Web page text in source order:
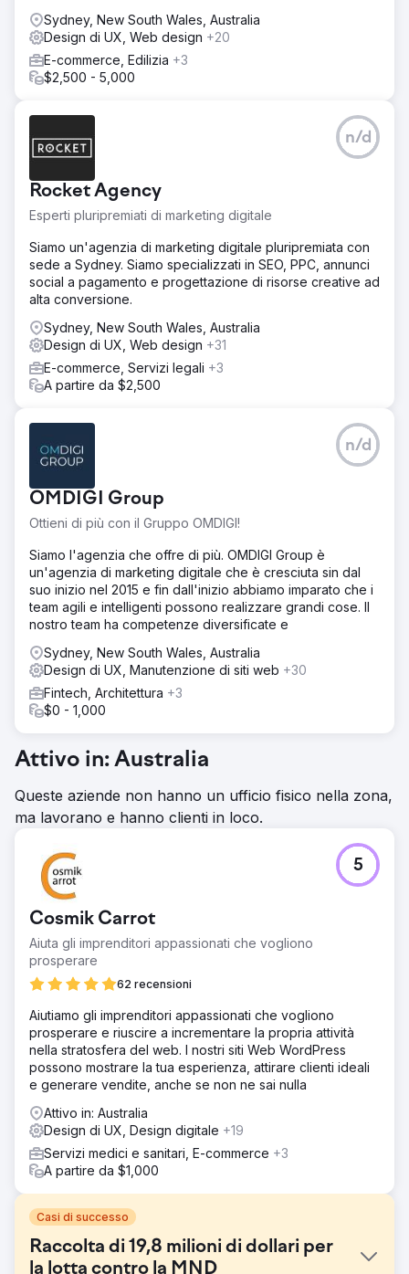
Sydney, New South Wales, Australia
Design di UX, Web design +20
E-commerce, Edilizia +3
$2,500 - 5,000
Rocket Agency
Esperti pluripremiati di marketing digitale
n/d
Siamo un'agenzia di marketing digitale pluripremiata con
sede a Sydney. Siamo specializzati in SEO, PPC, annunci
social a pagamento e progettazione di risorse creative ad
alta conversione.
Sydney, New South Wales, Australia
Design di UX, Web design +31
E-commerce, Servizi legali +3
A partire da $2,500
OMDIGI Group
Ottieni di più con il Gruppo OMDIGI!
n/d
Siamo l'agenzia che offre di più. OMDIGI Group è
un'agenzia di marketing digitale che è cresciuta sin dal
suo inizio nel 2015 e fin dall'inizio abbiamo imparato che i
team agili e intelligenti possono realizzare grandi cose. Il
nostro team ha competenze diversificate e
Sydney, New South Wales, Australia
Design di UX, Manutenzione di siti web +30
Fintech, Architettura +3
$0 - 1,000
Attivo in: Australia
Queste aziende non hanno un ufficio fisico nella zona,
ma lavorano e hanno clienti in loco.
Cosmik Carrot
Aiuta gli imprenditori appassionati che vogliono
prosperare
62 recensioni
5
Aiutiamo gli imprenditori appassionati che vogliono
prosperare e riuscire a incrementare la propria attività
nella stratosfera del web. I nostri siti Web WordPress
possono mostrare la tua esperienza, attirare clienti ideali
e generare vendite, anche se non ne sai nulla
Attivo in: Australia
Design di UX, Design digitale +19
Servizi medici e sanitari, E-commerce +3
A partire da $1,000
Casi di successo
Raccolta di 19,8 milioni di dollari per
la lotta contro la MND